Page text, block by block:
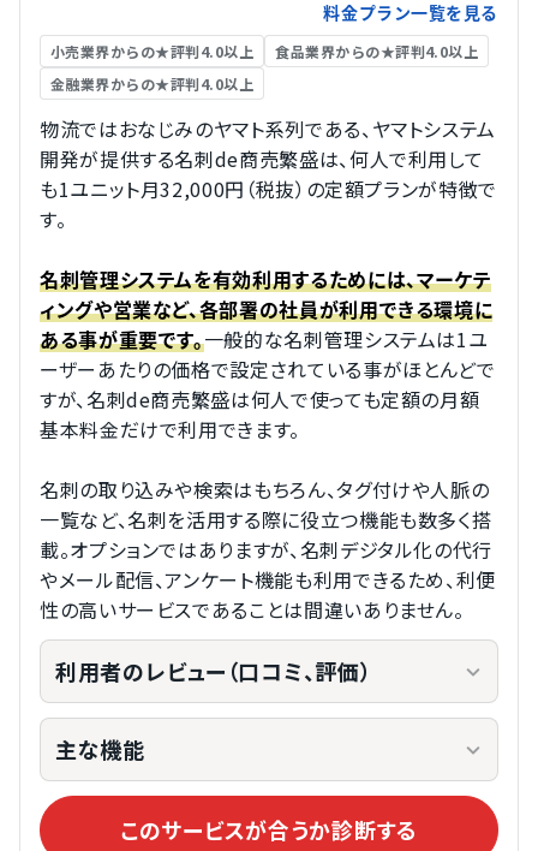
料金プラン一覧を見る
小売業界からの★評判4.0以上
食品業界からの★評判4.0以上
金融業界からの★評判4.0以上
物流ではおなじみのヤマト系列である、ヤマトシステム
開発が提供する名刺de商売繁盛は、何人で利用して
も1ユニット月32,000円（税抜）の定額プランが特徴で
す。
名刺管理システムを有効利用するためには、マーケテ
ィングや営業など、各部署の社員が利用できる環境に
ある事が重要です。一般的な名刺管理システムは1ユ
ーザーあたりの価格で設定されている事がほとんどで
すが、名刺de商売繁盛は何人で使っても定額の月額
基本料金だけで利用できます。
名刺の取り込みや検索はもちろん、タグ付けや人脈の
一覧など、名刺を活用する際に役立つ機能も数多く搭
載。オプションではありますが、名刺デジタル化の代行
やメール配信、アンケート機能も利用できるため、利便
性の高いサービスであることは間違いありません。
利用者のレビュー（口コミ、評価）
主な機能
このサービスが合うか診断する